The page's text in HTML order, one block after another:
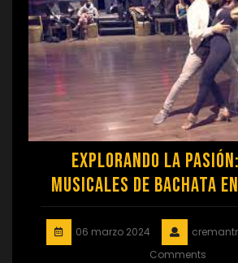
Explorando la
Musicales de Bachata
06 marzo 2024
Comments